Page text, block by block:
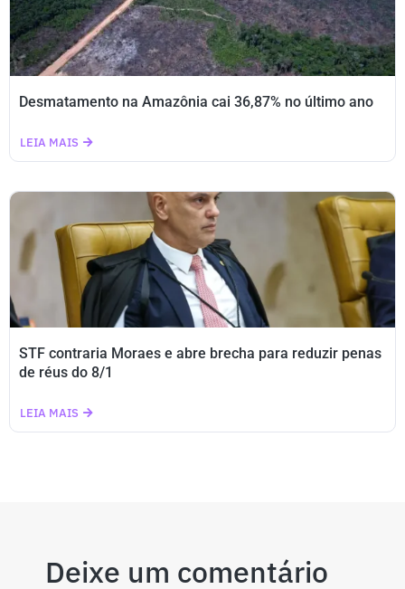
Desmatamento na Amazônia cai 36,87% no último ano
LEIA MAIS
STF contraria Moraes e abre brecha para reduzir penas
de réus do 8/1
LEIA MAIS
Deixe um comentário